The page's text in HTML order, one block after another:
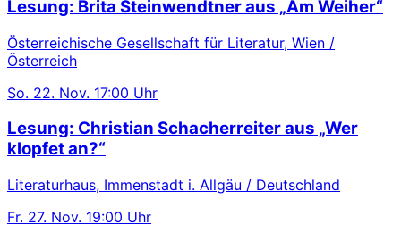
Lesung: Brita Steinwendtner aus „Am Weiher“
Österreichische Gesellschaft für Literatur, Wien /
Österreich
So. 22. Nov. 17:00 Uhr
Lesung: Christian Schacherreiter aus „Wer
klopfet an?“
Literaturhaus, Immenstadt i. Allgäu / Deutschland
Fr. 27. Nov. 19:00 Uhr